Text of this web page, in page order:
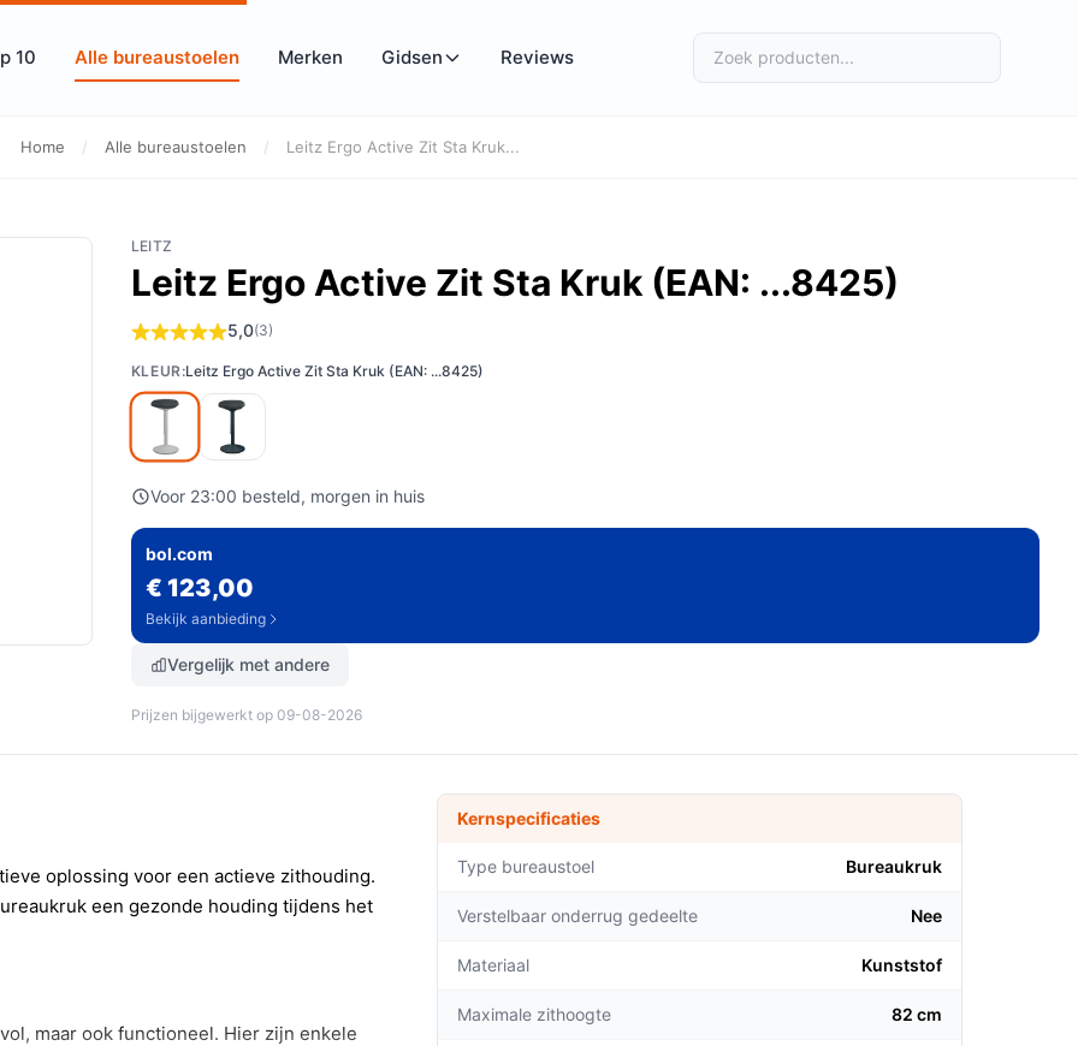
10 Alle bureaustoelen Merken Gidsen Reviews
Home / Alle bureaustoelen / Leitz Ergo Active Zit Sta Kruk...
LEITZ
Leitz Ergo Active Zit Sta Kruk (EAN: ...8425)
5,0(3)
KLEUR:Leitz Ergo Active Zit Sta Kruk (EAN: ...8425)
Voor 23:00 besteld, morgen in huis
bol.com
€ 123,00
Bekijk aanbieding
Vergelijk met andere
Prijzen bijgewerkt op 09-08-2026
oplossing voor een actieve zithouding.
een gezonde houding tijdens het
maar ook functioneel. Hier zijn enkele
Kernspecificaties
Type bureaustoel Bureaukruk
Verstelbaar onderrug gedeelte Nee
Materiaal Kunststof
Maximale zithoogte 82 cm